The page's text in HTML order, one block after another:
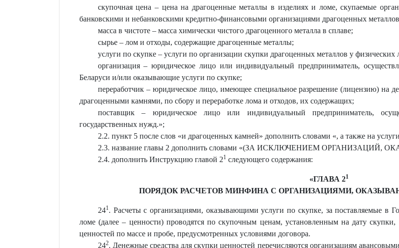
скупочная цена – цена на драгоценные металлы в изделиях и ломе, скупаемые
банковскими и небанковскими кредитно-финансовыми организациями драгоценных
масса в чистоте – масса химически чистого драгоценного металла в сплаве;
сырье – лом и отходы, содержащие драгоценные металлы;
услуги по скупке – услуги по организации скупки драгоценных металлов у
организация – юридическое лицо или индивидуальный предприниматель,
Беларуси и/или оказывающие услуги по скупке;
переработчик – юридическое лицо, имеющее специальное разрешение (лицензию) на
драгоценными камнями, по сбору и переработке лома и отходов, их содержащих;
поставщик – юридическое лицо или индивидуальный предприниматель,
государственных нужд.»;
2.2. пункт 5 после слов «и драгоценных камней» дополнить словами «, а также на
2.3. название главы 2 дополнить словами «(ЗА ИСКЛЮЧЕНИЕМ
2.4. дополнить Инструкцию главой 21 следующего содержания:
«ГЛАВА 21
ПОРЯДОК РАСЧЕТОВ МИНФИНА С ОРГАНИЗАЦИЯМИ,
241. Расчеты с организациями, оказывающими услуги по скупке, за поставляемые в
ломе (далее – ценности) проводятся по скупочным ценам, установленным на дату
ценностей по массе и пробе, предусмотренных условиями договора.
242. Денежные средства для скупки ценностей перечисляются организациям